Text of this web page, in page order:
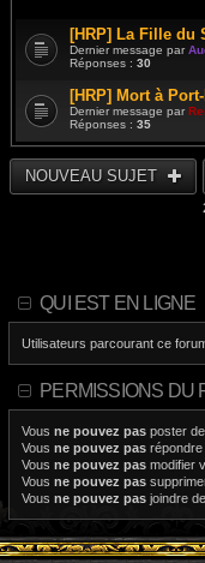
[HRP] La Fille du
Dernier message par
Réponses : 30
[HRP] Mort à
Dernier message par
Réponses : 35
NOUVEAU SUJET
QUI EST EN LIGNE
Utilisateurs parcourant ce
PERMISSIONS DU
Vous ne pouvez pas poster
Vous ne pouvez pas
Vous ne pouvez pas modifier
Vous ne pouvez pas
Vous ne pouvez pas joindre